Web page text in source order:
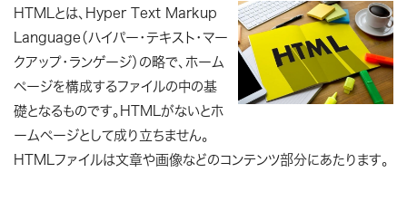
HTMLとは、Hyper Text Markup
Language（ハイパー・テキスト・マー
クアップ・ランゲージ）の略で、ホーム
ページを構成するファイルの中の基
礎となるものです。HTMLがないとホ
ームページとして成り立ちません。
HTMLファイルは文章や画像などのコンテンツ部分にあたります。